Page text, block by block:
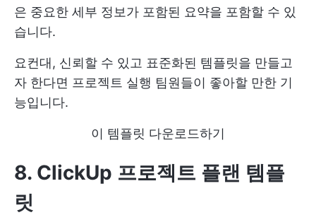
은 중요한 세부 정보가 포함된 요약을 포함할 수 있
습니다.
요컨대, 신뢰할 수 있고 표준화된 템플릿을 만들고
자 한다면 프로젝트 실행 팀원들이 좋아할 만한 기
능입니다.
이 템플릿 다운로드하기
8. ClickUp 프로젝트 플랜 템플
릿